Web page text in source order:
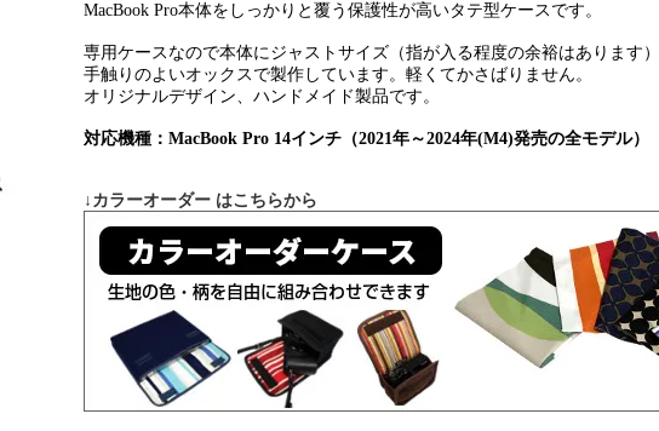
MacBook Pro本体をしっかりと覆う保護性が高いタテ型ケースです。
専用ケースなので本体にジャストサイズ（指が入る程度の余裕はあります
手触りのよいオックスで製作しています。軽くてかさばりません。
オリジナルデザイン、ハンドメイド製品です。
対応機種：MacBook Pro 14インチ（2021年～2024年(M4)発売の全モデル）
↓カラーオーダー はこちらから